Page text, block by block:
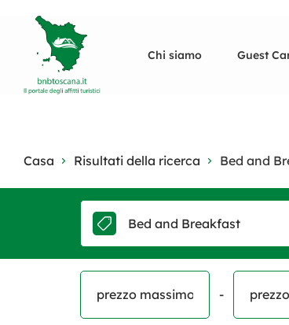
Chi siamo Guest
Casa Risultati della ricerca Bed and
Bed and Breakfast
-